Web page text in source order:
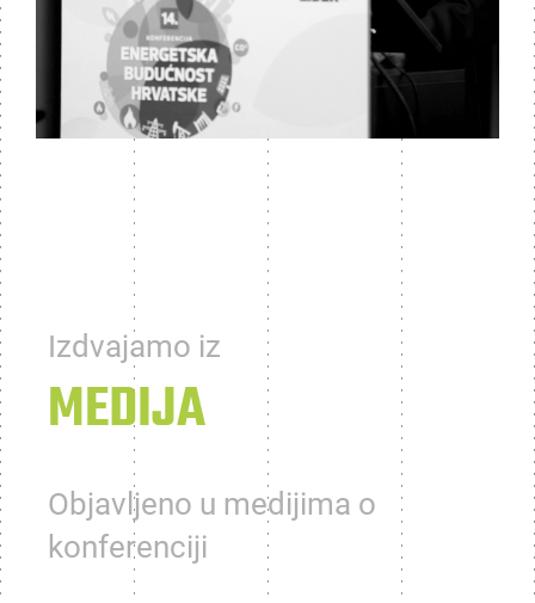
Izdvajamo iz
MEDIJA
Objavljeno u medijima o
konferenciji